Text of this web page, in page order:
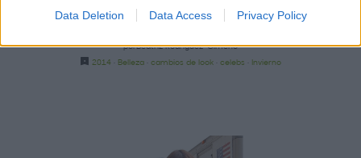
Data Deletion Data Access Privacy Policy
porBeatriz Rodríguez-Gimeno
2014
Belleza cambios de look celebs Invierno